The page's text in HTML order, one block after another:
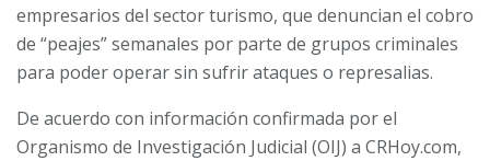
empresarios del sector turismo, que denuncian el cobro
de “peajes” semanales por parte de grupos criminales
para poder operar sin sufrir ataques o represalias.
De acuerdo con información confirmada por el
Organismo de Investigación Judicial (OIJ) a CRHoy.com,